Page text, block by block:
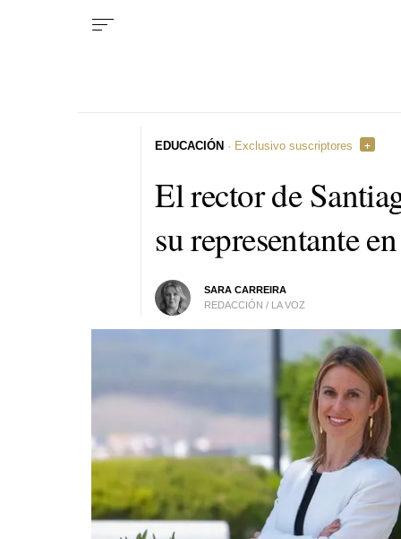
El rector de
su representante
SARA CARREIRA
REDACCIÓN / LA VOZ
EDUCACIÓN · Exclusivo suscriptores